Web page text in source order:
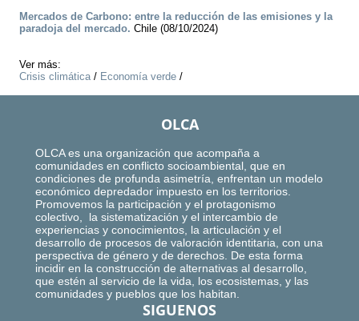
Mercados de Carbono: entre la reducción de las emisiones y la
paradoja del mercado. Chile (08/10/2024)
Ver más:
Crisis climática/ Economía verde /
OLCA
OLCA es una organización que acompaña a
comunidades en conflicto socioambiental, que en
condiciones de profunda asimetría, enfrentan un modelo
económico depredador impuesto en los territorios.
Promovemos la participación y el protagonismo
colectivo, la sistematización y el intercambio de
experiencias y conocimientos, la articulación y el
desarrollo de procesos de valoración identitaria, con una
perspectiva de género y de derechos. De esta forma
incidir en la construcción de alternativas al desarrollo,
que estén al servicio de la vida, los ecosistemas, y las
comunidades y pueblos que los habitan.
SIGUENOS